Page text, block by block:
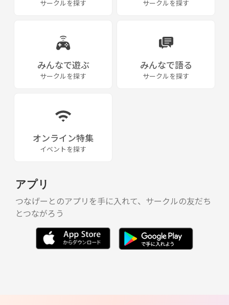
というただひとつのツールを用いて繋がれる環境を用意します。言葉は
1.福岡市内のレンタルスペースを借りて将棋を指します。
4.気の合う友人として、将棋以外でも遊びにいきます。
将来的には、気軽に将棋が指せる将棋カフェを開くことを夢見ていま
す。応援してくださる方、大募集です！
で、まずはお気軽にお問い合わせください！
サークルを探す サークルを探す
みんなで遊ぶ
サークルを探す
みんなで語る
サークルを探す
オンライン特集
イベントを探す
アプリ
つなげーとのアプリを手に入れて、サークルの友だち
とつながろう